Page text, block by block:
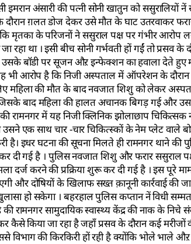
इमरान अंसारी की पत्नी सोनी खातुन को
ग़लत डोज देकर उसे मौत के घाट उतरवाकर
मृतका के परिजनों ने ससुराल पक्ष पर गंभीर
रहा था । इसी बीच सोनी गर्भवती हों गईं तो
बॉडी पर सूजन औऱ इन्फेक्शन का हवाला देते हुए
यह भी आरोप है कि निजी अस्पताल में ऑपरेशन के
महिला की मौत के बाद नवजात शिशु को लेकर
जिसके बाद महिला की हालत अचानक बिगड़ गई और
में यह निजी क्लिनिक झोलाछाप चिकित्सक
एक साथ चार -चार चिकित्स्कों के नेम प्लेट वाले
इधर घटना की सूचना मिलते ही रामनगर थाने की
गई है । पुलिस नवजात शिशु और फरार ससुराल
दर्ज करने की प्रक्रिया शुरू कर दी गई है । इस पूरे
दोषियों के खिलाफ सख्त क़ानूनी कार्रवाई की
हो सकेगा । बहरहाल पुलिस कप्तान नें विधी सम्मत
रामनगर सामुदायिक स्वास्थ्य केंद्र की नाक के
कैसे किया जा रहा है जहाँ प्रसव के दौरान कई
विभाग की किरकिरी हों रही है क्योंकि भोले